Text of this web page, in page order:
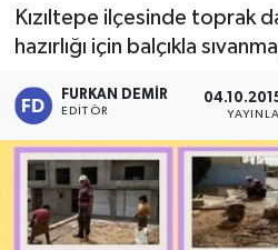
Kızıltepe ilçesinde toprak
hazırlığı için balçıkla
FURKAN DEMIR
EDITÖR
Süper Lig Puan Durumu
Tüm Manşetler
Son Dakika Haberleri
Haber Arşivi